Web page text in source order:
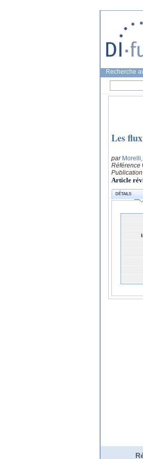
Recherche
Les
par
Référence
Publication
Article
DÉTAILS